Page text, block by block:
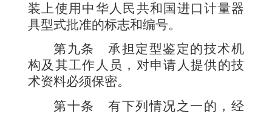
装上使用中华人民共和国进口计量器
具型式批准的标志和编号。
第九条承担定型鉴定的技术机
构及其工作人员，对申请人提供的技
术资料必须保密。
第十条有下列情况之一的，经